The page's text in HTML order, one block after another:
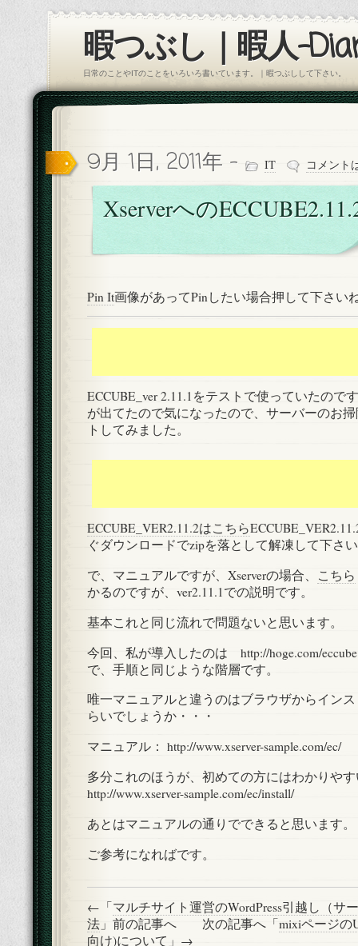
暇つぶし｜暇人-
日常のことやITのことをいろいろ書いています。｜暇つぶしして下さい。
9月 1日, 2011年 - IT コメント
Xserverへの
Pin It画像があってPinしたい場合押して下さい
ECCUBE_ver 2.11.1をテストで使っていたので
が出てたので気になったので、サーバーのお
トしてみました。
ECCUBE_VER2.11.2はこちら
ぐダウンロードでzipを落として解凍して下さ
で、マニュアルですが、Xserverの場合、 こちら
かるのですが、ver2.11.1での説明です。
基本これと同じ流れで問題ないと思います。
今回、私が導入したのは http://hoge.com/
で、手順と同じような階層です。
唯一マニュアルと違うのはブラウザからイン
らいでしょうか・・・
マニュアル： http://www.xserver-sample.com/ec/
多分これのほうが、初めての方にはわかりや
http://www.xserver-sample.com/ec/install/
あとはマニュアルの通りでできると思います。
ご参考になればです。
←「マルチサイト運営のWordPress引越し（サ
法 」前の記事へ 次の記事へ「mixiページの
向け)について 」→